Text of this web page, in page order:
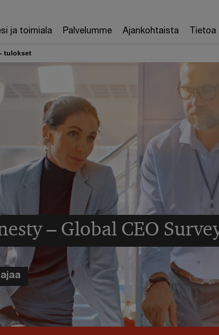
ja toimiala Palvelumme Ajankohtaista Tietoa
tulokset
– Global CEO